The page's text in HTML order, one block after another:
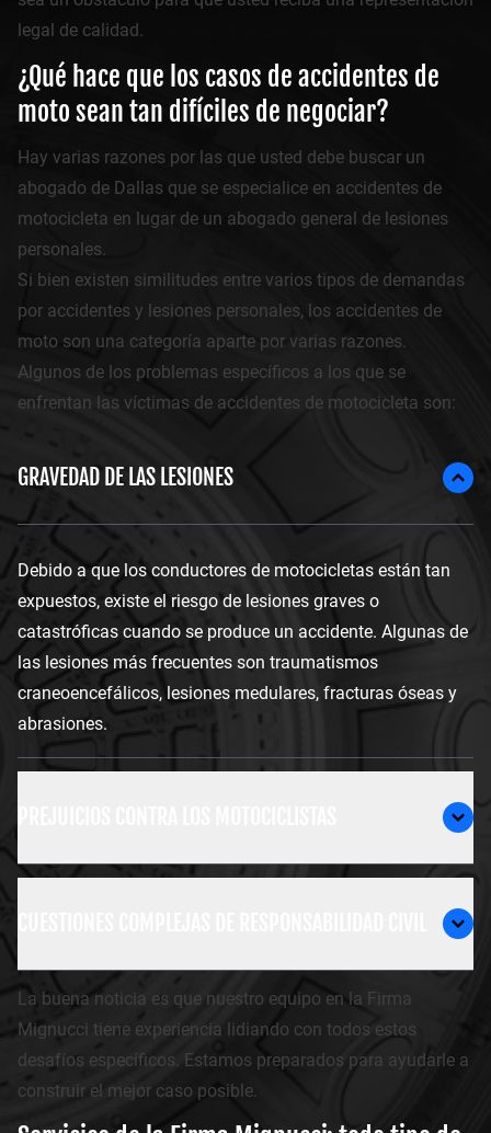
legal de calidad.
¿Qué hace que los casos de accidentes de
moto sean tan difíciles de negociar?
Hay varias razones por las que usted debe buscar un
abogado de Dallas que se especialice en accidentes de
motocicleta en lugar de un abogado general de lesiones
personales.
Si bien existen similitudes entre varios tipos de demandas
por accidentes y lesiones personales, los accidentes de
moto son una categoría aparte por varias razones.
Algunos de los problemas específicos a los que se
enfrentan las víctimas de accidentes de motocicleta son:
GRAVEDAD DE LAS LESIONES
Debido a que los conductores de motocicletas están tan
expuestos, existe el riesgo de lesiones graves o
catastróficas cuando se produce un accidente. Algunas de
las lesiones más frecuentes son traumatismos
craneoencefálicos, lesiones medulares, fracturas óseas y
abrasiones.
La buena noticia es que nuestro equipo en la Firma
Mignucci tiene experiencia lidiando con todos estos
desafíos específicos. Estamos preparados para ayudarle a
construir el mejor caso posible.